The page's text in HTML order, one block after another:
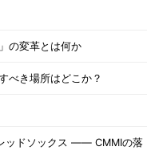
の変革とは何か
べき場所はどこか？
ッドソックス ―― CMMIの落